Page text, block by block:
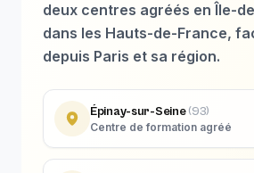
deux centres agréés en Île-
dans les Hauts-de-France,
depuis Paris et sa région.
Épinay-sur-Seine (93)
Centre de formation agréé